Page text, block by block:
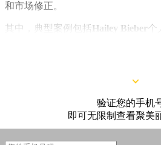
和市场修正。
其中，典型案例包括Hailey Bieber个
验证您的手机
即可无限制查看聚美